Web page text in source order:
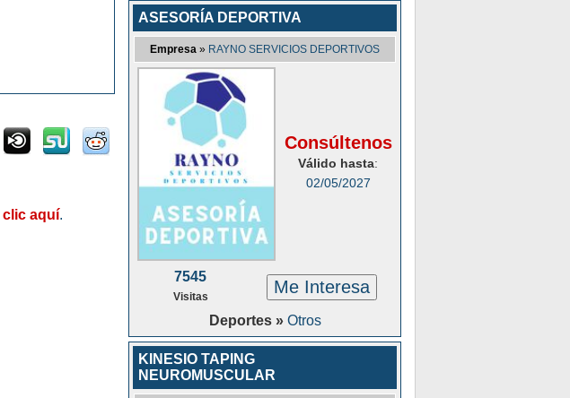
clic aquí.
ASESORÍA DEPORTIVA
Empresa » RAYNO SERVICIOS DEPORTIVOS
Consúltenos
Válido hasta:
02/05/2027
7545
Visitas Me Interesa
Deportes » Otros
KINESIO TAPING
NEUROMUSCULAR